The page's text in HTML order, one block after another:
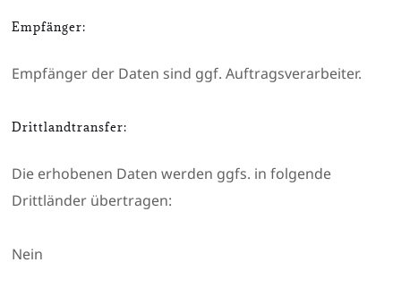
Empfänger:
Empfänger der Daten sind ggf. Auftragsverarbeiter.
Drittlandtransfer:
Die erhobenen Daten werden ggfs. in folgende
Drittländer übertragen:
Nein